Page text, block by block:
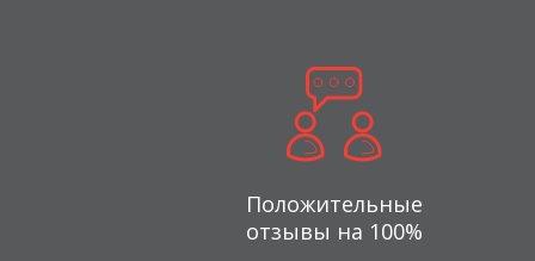
Положительные
отзывы на 100%